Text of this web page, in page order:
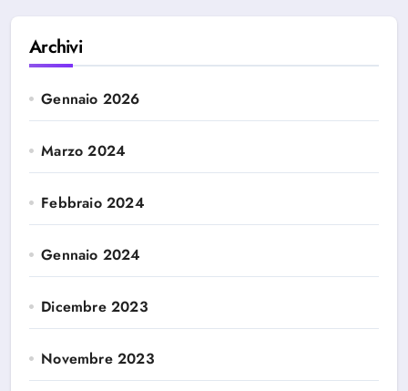
Archivi
Gennaio 2026
Marzo 2024
Febbraio 2024
Gennaio 2024
Dicembre 2023
Novembre 2023